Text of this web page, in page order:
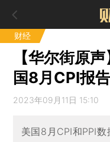
财经
【华尔街原
国8月CPI报
2023年09月11日 15:10
美国8月CPI和PPI